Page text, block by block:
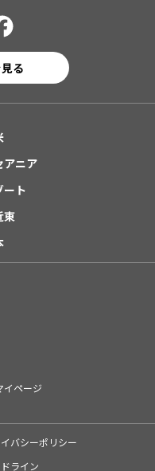
る
アニア
ート
東
イページ
バシーポリシー
ライン